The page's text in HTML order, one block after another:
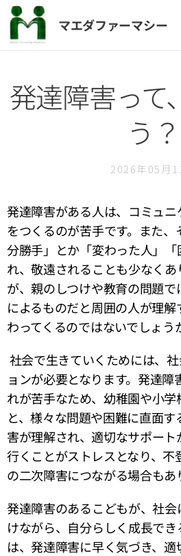
マエダファーマシー
発達障害って
う？
2026年05月
発達障害がある人は、コミュ
をつくるのが苦手です。また
分勝手」とか「変わった人」
れ、敬遠されることも少なく
が、親のしつけや教育の問題
によるものだと周囲の人が理
わってくるのではないでしょう
社会で生きていくためには、
ョンが必要となります。発達
れが苦手なため、幼稚園や小
と、様々な問題や困難に直面
害が理解され、適切なサポー
行くことがストレスとなり、
の二次障害につながる場合もあ
発達障害のあるこどもが、社
けながら、自分らしく成長で
は、発達障害に早く気づき、